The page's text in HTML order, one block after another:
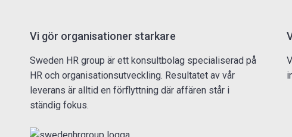
Vi gör organisationer starkare
Sweden HR group är ett konsultbolag specialiserad på
HR och organisationsutveckling. Resultatet av vår
leverans är alltid en förflyttning där affären står i
ständig fokus.